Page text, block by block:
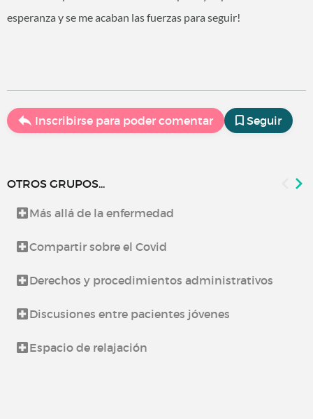
esperanza y se me acaban las fuerzas para seguir!
Inscribirse para poder comentar Seguir
OTROS GRUPOS...
Más allá de la enfermedad
Compartir sobre el Covid
Derechos y procedimientos administrativos
Discusiones entre pacientes jóvenes
Espacio de relajación